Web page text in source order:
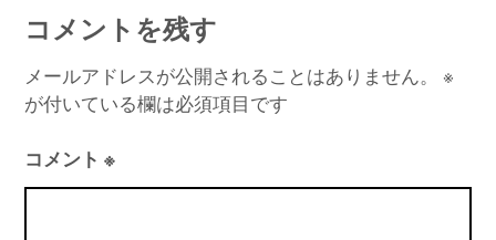
ビ
ゲ
ー
シ
ョ
コメントを残す
メールアドレスが公開されることはありません。
※
が付いている欄は必須項目です
コメント※